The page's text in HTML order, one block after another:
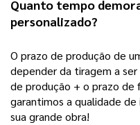
Quanto tempo
personalizado?
O prazo de produção de
depender da tiragem a ser
de produção + o prazo de
garantimos a qualidade
sua grande obra!